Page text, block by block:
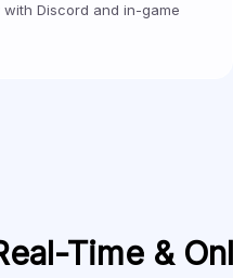
with Discord and in-game
Time &